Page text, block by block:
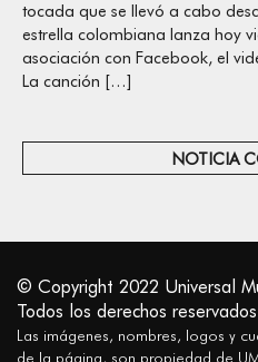
tocada que se llevó a cabo
estrella colombiana lanza hoy
asociación con Facebook, el
La canción […]
NOTICIA
© Copyright 2022 Universal
Todos los derechos
Las imágenes, nombres, logos y
de la página, son propiedad de